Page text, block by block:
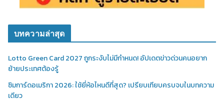
บทความล่าสุด
Lotto Green Card 2027 ถูกระงับไม่มีกำหนด! อัปเดตข่าวด่วนคนอยาก
ย้ายประเทศต้องรู้
ซิมการ์ดอเมริกา 2026: ใช้ยี่ห้อไหนดีที่สุด? เปรียบเทียบครบจบในบทความ
เดียว